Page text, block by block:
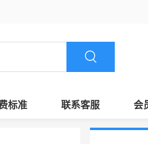
标准 联系客服 会